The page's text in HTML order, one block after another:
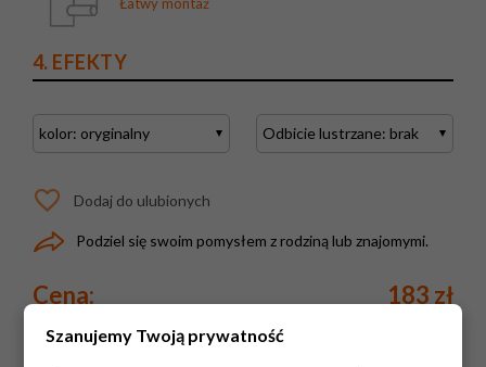
4. EFEKTY
Dodaj do ulubionych
Podziel się swoim pomysłem z rodziną lub znajomymi.
Cena: 183 zł
Szanujemy Twoją prywatność